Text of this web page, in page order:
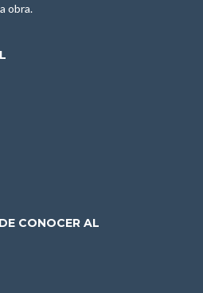
obra.
CONOCER AL